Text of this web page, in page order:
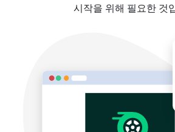
시작을 위해 필요한 것